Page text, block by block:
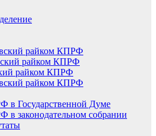
райком КПРФ
райком КПРФ
райком КПРФ
райком КПРФ
в Государственной Думе
законодательном собрании